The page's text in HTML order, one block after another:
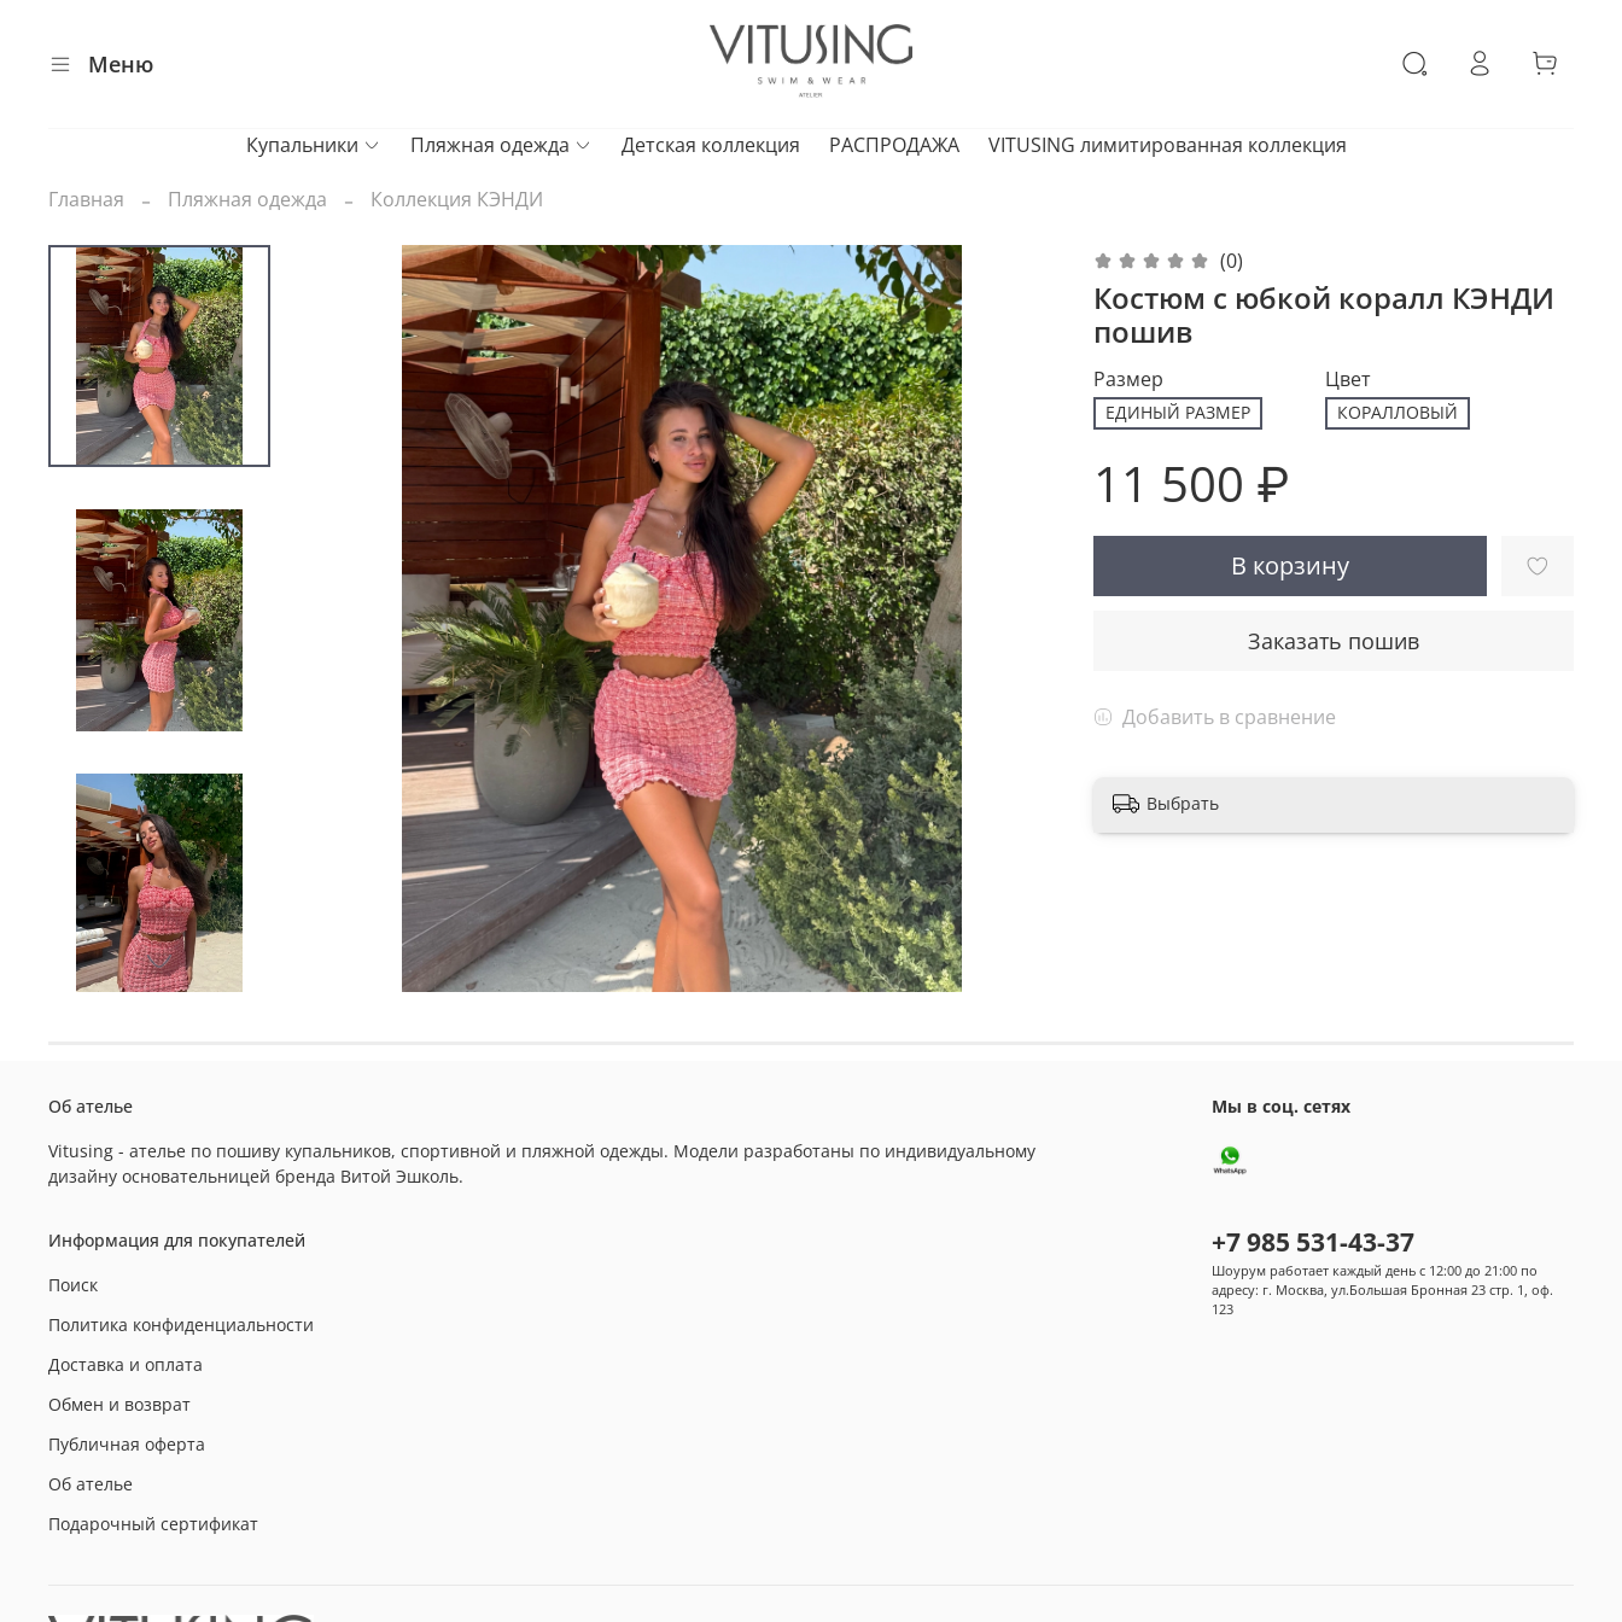
Меню
Купальники Пляжная одежда Детская коллекция РАСПРОДАЖА VITUSING лимитированная коллекция
Главная Пляжная одежда Коллекция КЭНДИ
(0)
Костюм с юбкой коралл КЭНДИ
пошив
Размер
ЕДИНЫЙ РАЗМЕР
Цвет
КОРАЛЛОВЫЙ
11 500 ₽
В корзину
Заказать пошив
Добавить в сравнение
Выбрать
Об ателье
Vitusing - ателье по пошиву купальников, спортивной и пляжной одежды. Модели разработаны по индивидуальному
дизайну основательницей бренда Витой Эшколь.
Информация для покупателей
Поиск
Политика конфиденциальности
Доставка и оплата
Обмен и возврат
Публичная оферта
Об ателье
Подарочный сертификат
Мы в соц. сетях
+7 985 531-43-37
Шоурум работает каждый день с 12:00 до 21:00 по
адресу: г. Москва, ул.Большая Бронная 23 стр. 1, оф.
123